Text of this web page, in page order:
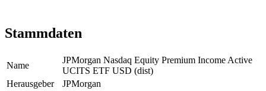
Stammdaten
Name
JPMorgan Nasdaq Equity Premium Income Active
UCITS ETF USD (dist)
Herausgeber
JPMorgan